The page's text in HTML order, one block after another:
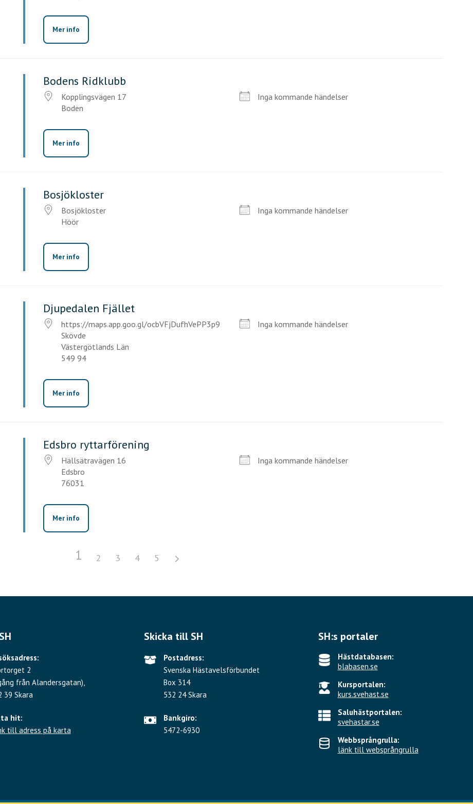
Mer info
Bodens Ridklubb
Kopplingsvägen 17
Boden
Inga kommande händelser
Mer info
Bosjökloster
Bosjökloster
Höör
Inga kommande händelser
Mer info
Djupedalen Fjället
https://maps.app.goo.gl/ocbVFjDufhVePP3p9
Skövde
Västergötlands Län
549 94
Inga kommande händelser
Mer info
Edsbro ryttarförening
Hällsätravägen 16
Edsbro
76031
Inga kommande händelser
Mer info
1 2 3 4 5
2
från Alandersgatan),
39 Skara
hit:
till adress på karta
Skicka till SH
Postadress:
Svenska Hästavelsförbundet
Box 314
532 24 Skara
Bankgiro:
5472-6930
SH:s portaler
Hästdatabasen:
blabasen.se
Kursportalen:
kurs.svehast.se
Saluhästportalen:
svehastar.se
Webbsprångrulla:
länk till websprångrulla